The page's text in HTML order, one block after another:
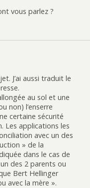
vous parlez ?
J’ai aussi traduit le
au sol et une
non) l’enserre
certaine sécurité
Les applications les
avec un des
» de la
dans le cas de
des 2 parents ou
Bert Hellinger
avec la mère ».